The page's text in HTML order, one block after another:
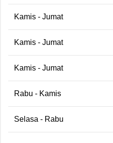
Kamis - Jumat
Kamis - Jumat
Kamis - Jumat
Rabu - Kamis
Selasa - Rabu